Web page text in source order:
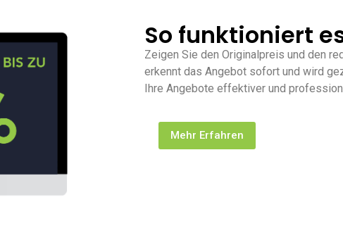
So funktioniert
Zeigen Sie den Originalpreis und den
erkennt das Angebot sofort und wird
Ihre Angebote effektiver und
Mehr Erfahren